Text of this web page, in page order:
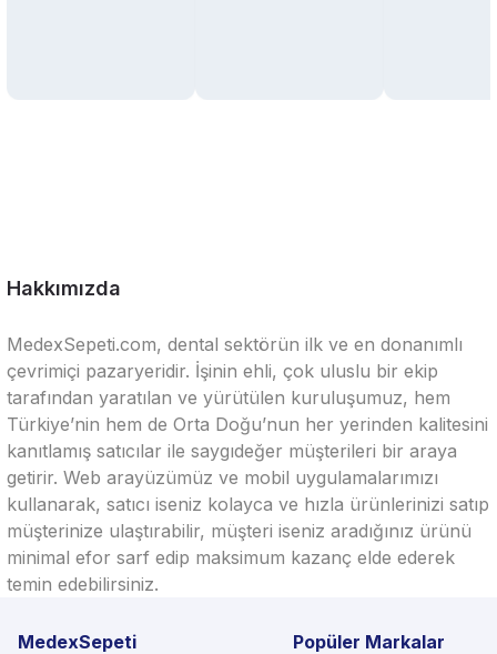
Hakkımızda
MedexSepeti.com, dental sektörün ilk ve en donanımlı
çevrimiçi pazaryeridir. İşinin ehli, çok uluslu bir ekip
tarafından yaratılan ve yürütülen kuruluşumuz, hem
Türkiye’nin hem de Orta Doğu’nun her yerinden kalitesini
kanıtlamış satıcılar ile saygıdeğer müşterileri bir araya
getirir. Web arayüzümüz ve mobil uygulamalarımızı
kullanarak, satıcı iseniz kolayca ve hızla ürünlerinizi satıp
müşterinize ulaştırabilir, müşteri iseniz aradığınız ürünü
minimal efor sarf edip maksimum kazanç elde ederek
temin edebilirsiniz.
MedexSepeti Popüler Markalar